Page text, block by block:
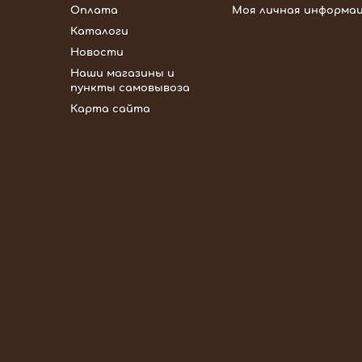
Оплата
Каталоги
Новости
Наши магазины и
пункты самовывоза
Карта сайта
Моя личная